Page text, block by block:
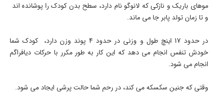
موهای باریک و نازکی که لانوگو نام دارد، سطح بدن کودک را پوشانده اند
و تا زمان تولد پابر جا می ماند.
در حدود 17 اینچ طول و وزنی در حدود 4 پوند وزن دارد، کودک شما
خودش تنفس انجام می دهد که این کار به طور مکرر با حرکات دیافراگم
انجام می شود.
وقتی که جنین سکسکه می کند، در رحم شما حالت پرشی ایجاد می شود.